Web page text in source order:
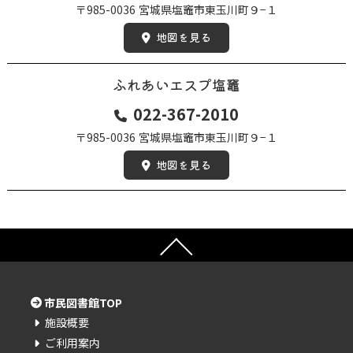
〒985-0036 宮城県塩竈市東玉川町９−１
地図を見る
ふれあいエスプ塩竈
022-367-2010
〒985-0036 宮城県塩竈市東玉川町９−１
地図を見る
市民図書館TOP
施設概要
ご利用案内